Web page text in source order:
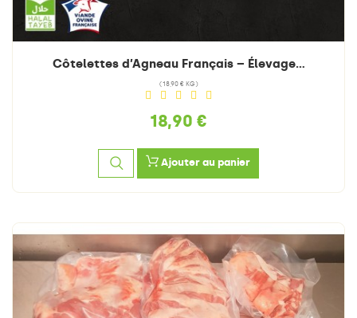
Côtelettes d’Agneau Français – Élevage...
(18,90 € KG)
18,90 €
Ajouter au panier